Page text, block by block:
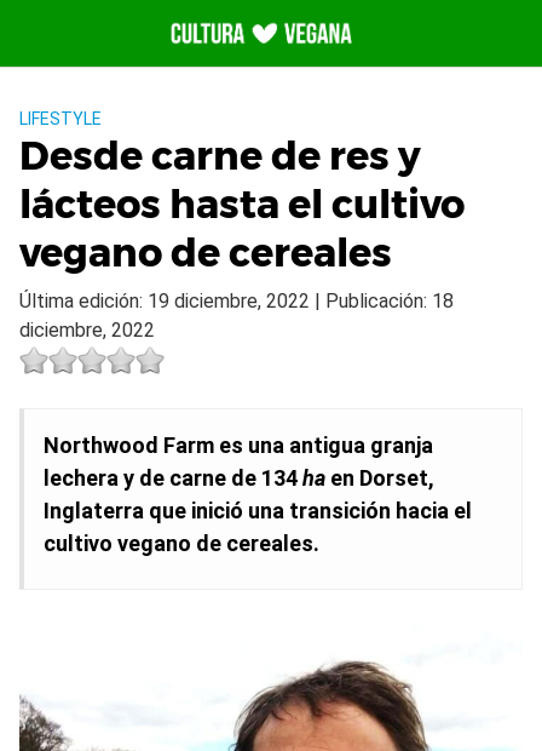
contenido
LIFESTYLE
Desde carne de res y
lácteos hasta el cultivo
vegano de cereales
Última edición: 19 diciembre, 2022 | Publicación: 18
diciembre, 2022
Northwood Farm es una antigua granja
lechera y de carne de 134ha en Dorset,
Inglaterra que inició una transición hacia el
cultivo vegano de cereales.